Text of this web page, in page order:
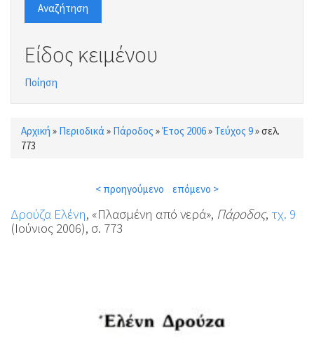
Αναζήτηση
Είδος κειμένου
Ποίηση
Είστε εδώ
Αρχική » Περιοδικά » Πάροδος »Έτος 2006» Τεύχος 9»σελ.
773
< προηγούμενο επόμενο >
Δρούζα Ελένη, «Πλασμένη από νερά», Πάροδος, τχ. 9
(Ιούνιος 2006), σ. 773